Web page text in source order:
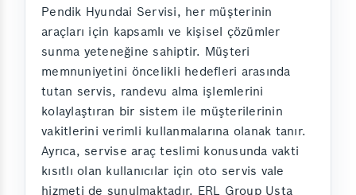
Pendik Hyundai Servisi, her müşterinin
araçları için kapsamlı ve kişisel çözümler
sunma yeteneğine sahiptir. Müşteri
memnuniyetini öncelikli hedefleri arasında
tutan servis, randevu alma işlemlerini
kolaylaştıran bir sistem ile müşterilerinin
vakitlerini verimli kullanmalarına olanak tanır.
Ayrıca, servise araç teslimi konusunda vakti
kısıtlı olan kullanıcılar için oto servis vale
hizmeti de sunulmaktadır. ERL Group Usta